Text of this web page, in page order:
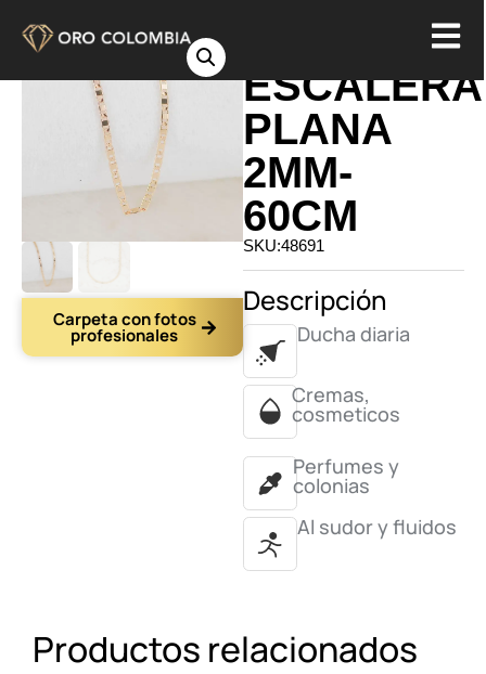
Carpeta con fotos
profesionales
ESCALERA
PLANA
2MM-
60CM
SKU:48691
Descripción
Ducha diaria
Cremas,
cosmeticos
Perfumes y
colonias
Al sudor y fluidos
Productos relacionados